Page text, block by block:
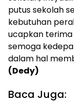
putus sekolah
kebutuhan
ucapkan terima
semoga
dalam hal
(Dedy)
Baca Juga: